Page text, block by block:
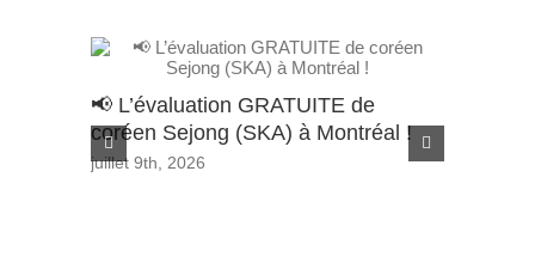
📢 L’évaluation GRATUITE de
coréen Sejong (SKA) à Montréal !
juillet 9th, 2026